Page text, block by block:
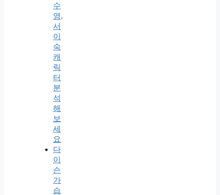
수
영,
서
이
숙
캐
릭
터
분
석
해
보
세
요
다
이
슨
가
습